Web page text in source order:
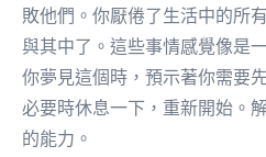
敗他們。你厭倦了生活中的所
與其中了。這些事情感覺像是
你夢見這個時，預示著你需要
必要時休息一下，重新開始。
的能力。